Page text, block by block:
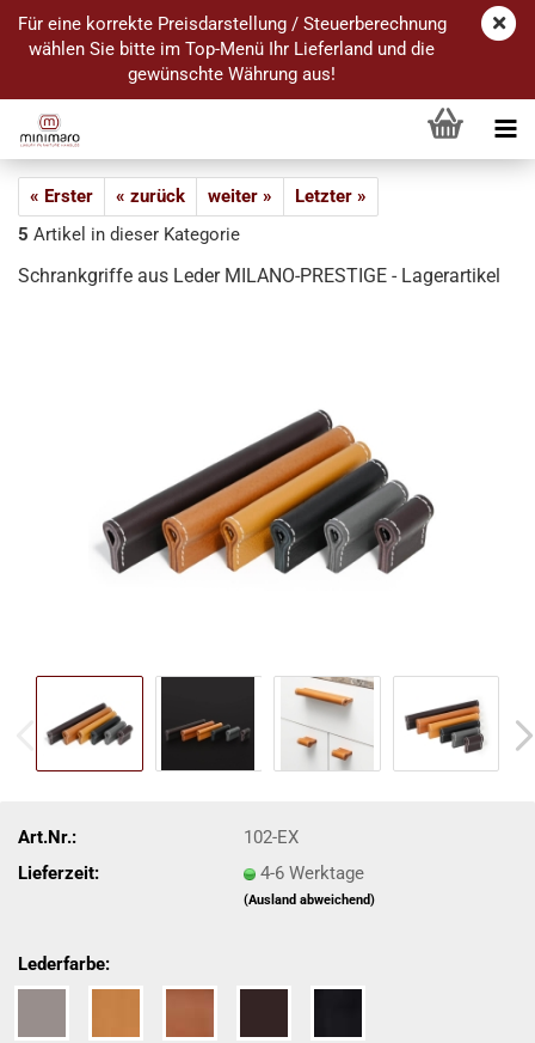
Für eine korrekte Preisdarstellung / Steuerberechnung
wählen Sie bitte im Top-Menü Ihr Lieferland und die
gewünschte Währung aus!
« Erster « zurück weiter »
Letzter »
5 Artikel in dieser Kategorie
Schrankgriffe aus Leder MILANO-PRESTIGE - Lagerartikel
Art.Nr.:
102-EX
Lieferzeit:
4-6 Werktage
(Ausland abweichend)
Lederfarbe: